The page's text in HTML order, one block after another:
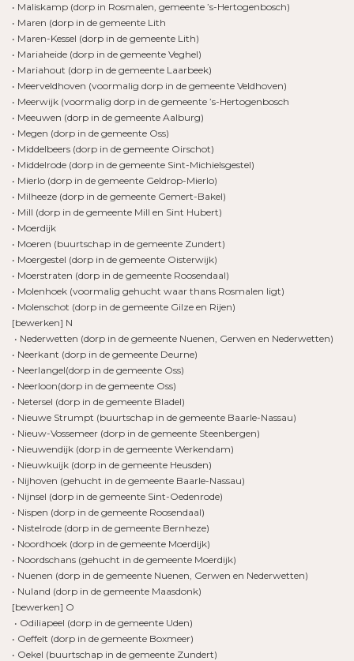
• Maliskamp (dorp in Rosmalen, gemeente ’s-Hertogenbosch)
• Maren (dorp in de gemeente Lith
• Maren-Kessel (dorp in de gemeente Lith)
• Mariaheide (dorp in de gemeente Veghel)
• Mariahout (dorp in de gemeente Laarbeek)
• Meerveldhoven (voormalig dorp in de gemeente Veldhoven)
• Meerwijk (voormalig dorp in de gemeente ’s-Hertogenbosch
• Meeuwen (dorp in de gemeente Aalburg)
• Megen (dorp in de gemeente Oss)
• Middelbeers (dorp in de gemeente Oirschot)
• Middelrode (dorp in de gemeente Sint-Michielsgestel)
• Mierlo (dorp in de gemeente Geldrop-Mierlo)
• Milheeze (dorp in de gemeente Gemert-Bakel)
• Mill (dorp in de gemeente Mill en Sint Hubert)
• Moerdijk
• Moeren (buurtschap in de gemeente Zundert)
• Moergestel (dorp in de gemeente Oisterwijk)
• Moerstraten (dorp in de gemeente Roosendaal)
• Molenhoek (voormalig gehucht waar thans Rosmalen ligt)
• Molenschot (dorp in de gemeente Gilze en Rijen)
[bewerken] N
• Nederwetten (dorp in de gemeente Nuenen, Gerwen en Nederwetten)
• Neerkant (dorp in de gemeente Deurne)
• Neerlangel(dorp in de gemeente Oss)
• Neerloon(dorp in de gemeente Oss)
• Netersel (dorp in de gemeente Bladel)
• Nieuwe Strumpt (buurtschap in de gemeente Baarle-Nassau)
• Nieuw-Vossemeer (dorp in de gemeente Steenbergen)
• Nieuwendijk (dorp in de gemeente Werkendam)
• Nieuwkuijk (dorp in de gemeente Heusden)
• Nijhoven (gehucht in de gemeente Baarle-Nassau)
• Nijnsel (dorp in de gemeente Sint-Oedenrode)
• Nispen (dorp in de gemeente Roosendaal)
• Nistelrode (dorp in de gemeente Bernheze)
• Noordhoek (dorp in de gemeente Moerdijk)
• Noordschans (gehucht in de gemeente Moerdijk)
• Nuenen (dorp in de gemeente Nuenen, Gerwen en Nederwetten)
• Nuland (dorp in de gemeente Maasdonk)
[bewerken] O
• Odiliapeel (dorp in de gemeente Uden)
• Oeffelt (dorp in de gemeente Boxmeer)
• Oekel (buurtschap in de gemeente Zundert)